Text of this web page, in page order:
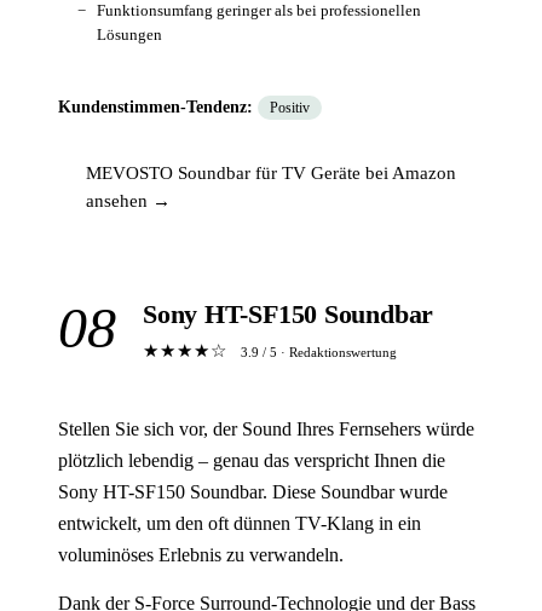
Funktionsumfang geringer als bei professionellen
Lösungen
Kundenstimmen-Tendenz: Positiv
MEVOSTO Soundbar für TV Geräte bei Amazon
ansehen →
08 Sony HT-SF150 Soundbar
★★★★☆ 3.9 / 5 · Redaktionswertung
Stellen Sie sich vor, der Sound Ihres Fernsehers würde
plötzlich lebendig – genau das verspricht Ihnen die
Sony HT-SF150 Soundbar. Diese Soundbar wurde
entwickelt, um den oft dünnen TV-Klang in ein
voluminöses Erlebnis zu verwandeln.
Dank der S-Force Surround-Technologie und der Bass